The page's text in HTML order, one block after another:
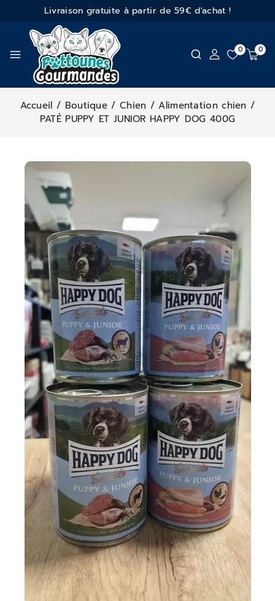
Livraison gratuite à partir de 59€ d'achat !
0 0
Accueil / Boutique / Chien / Alimentation chien /
PATÉ PUPPY ET JUNIOR HAPPY DOG 400G